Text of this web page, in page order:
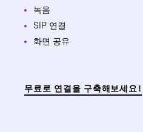
녹음
SIP 연결
화면 공유
무료로 연결을 구축해보세요!